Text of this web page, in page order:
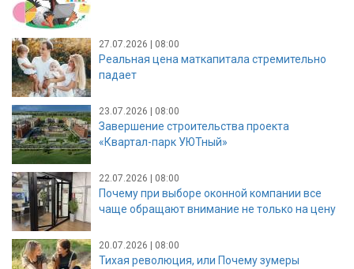
27.07.2026 | 08:00
Реальная цена маткапитала стремительно
падает
23.07.2026 | 08:00
Завершение строительства проекта
«Квартал-парк УЮТный»
22.07.2026 | 08:00
Почему при выборе оконной компании все
чаще обращают внимание не только на цену
20.07.2026 | 08:00
Тихая революция, или Почему зумеры